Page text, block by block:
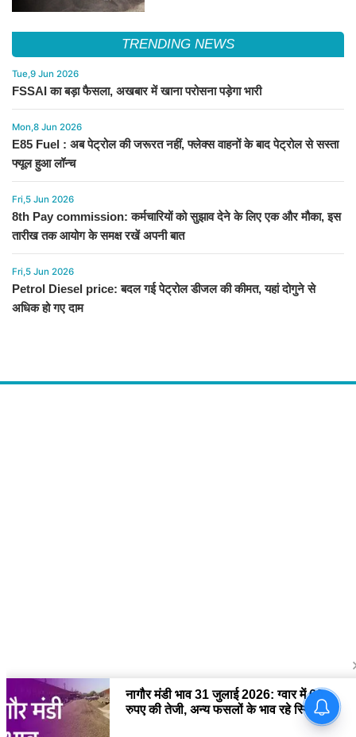
TRENDING NEWS
Tue,9 Jun 2026
FSSAI का बड़ा फैसला, अखबार में खाना परोसना पड़ेगा भारी
Mon,8 Jun 2026
E85 Fuel : अब पेट्रोल की जरूरत नहीं, फ्लेक्स वाहनों के बाद पेट्रोल से सस्ता
फ्यूल हुआ लॉन्च
Fri,5 Jun 2026
8th Pay commission: कर्मचारियों को सुझाव देने के लिए एक और मौका, इस
तारीख तक आयोग के समक्ष रखें अपनी बात
Fri,5 Jun 2026
Petrol Diesel price: बदल गई पेट्रोल डीजल की कीमत, यहां दोगुने से
अधिक हो गए दाम
Follow Us